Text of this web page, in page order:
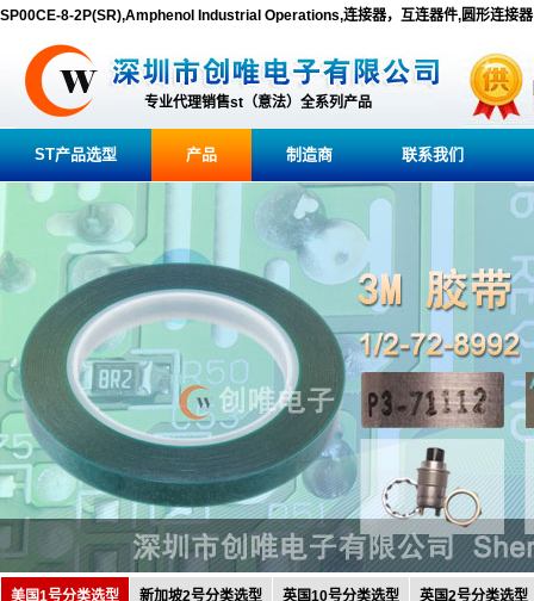
SP00CE-8-2P(SR),Amphenol Industrial Operations,连接器，互连器件,圆形连接器
专业代理销售st（意法）全系列产品
ST产品选型 产品 制造商 联系我们
美国1号分类选型 新加坡2号分类选型 英国10号分类选型 英国2号分类选型